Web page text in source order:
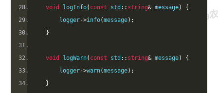
void logInfo( const std :: string& message)
{
logger->info(message);
}
void logWarn( const std :: string& message)
{
logger->warn(message);
}